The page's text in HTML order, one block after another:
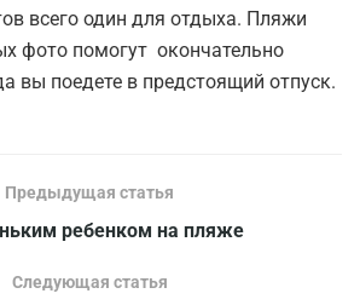
всего один для отдыха. Пляжи
фото помогут окончательно
вы поедете в предстоящий отпуск.
Предыдущая статья
ребенком на пляже
Следующая статья